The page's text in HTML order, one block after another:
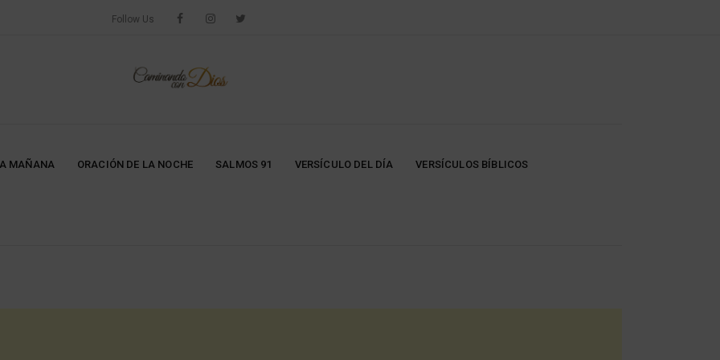
Follow Us
MAÑANA ORACIÓN DE LA NOCHE SALMOS 91 VERSÍCULO DEL DÍA VERSÍCULOS BÍBLICOS